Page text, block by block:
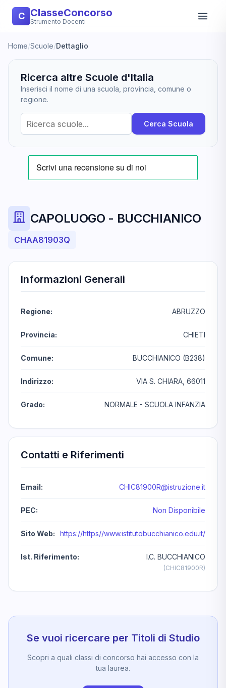
C ClasseConcorso
Strumento Docenti
Home/Scuole/Dettaglio
Ricerca altre Scuole d'Italia
Inserisci il nome di una scuola, provincia, comune o
regione.
Cerca Scuola
CAPOLUOGO - BUCCHIANICO
CHAA81903Q
Informazioni Generali
Regione: ABRUZZO
Provincia: CHIETI
Comune: BUCCHIANICO (B238)
Indirizzo: VIA S. CHIARA, 66011
Grado: NORMALE - SCUOLA INFANZIA
Contatti e Riferimenti
Email: CHIC81900R@istruzione.it
PEC: Non Disponibile
Sito Web: https://https//www.istitutobucchianico.edu.it/
Ist. Riferimento: I.C. BUCCHIANICO
(CHIC81900R)
Se vuoi ricercare per Titoli di Studio
Scopri a quali classi di concorso hai accesso con la
tua laurea.